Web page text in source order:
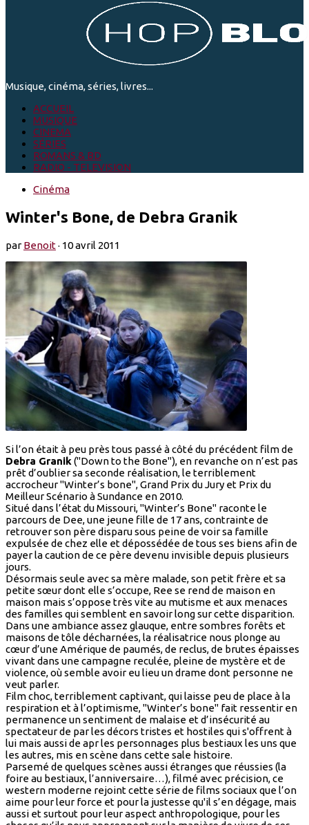
Musique, cinéma, séries, livres...
ACCUEIL
MUSIQUE
CINEMA
SÉRIES
ROMANS & BD
RADIO - TELEVISION
Cinéma
Winter's Bone, de Debra Granik
parBenoit· 10 avril 2011
Si l’on était à peu près tous passé à côté du précédent film de
Debra Granik("Down to the Bone"), en revanche on n’est pas
prêt d’oublier sa seconde réalisation, le terriblement
accrocheur "Winter’s bone", Grand Prix du Jury et Prix du
Meilleur Scénario à Sundance en 2010.
Situé dans l’état du Missouri, "Winter’s Bone" raconte le
parcours de Dee, une jeune fille de 17 ans, contrainte de
retrouver son père disparu sous peine de voir sa famille
expulsée de chez elle et dépossédée de tous ses biens afin de
payer la caution de ce père devenu invisible depuis plusieurs
jours.
Désormais seule avec sa mère malade, son petit frère et sa
petite sœur dont elle s’occupe, Ree se rend de maison en
maison mais s’oppose très vite au mutisme et aux menaces
des familles qui semblent en savoir long sur cette disparition.
Dans une ambiance assez glauque, entre sombres forêts et
maisons de tôle décharnées, la réalisatrice nous plonge au
cœur d’une Amérique de paumés, de reclus, de brutes épaisses
vivant dans une campagne reculée, pleine de mystère et de
violence, où semble avoir eu lieu un drame dont personne ne
veut parler.
Film choc, terriblement captivant, qui laisse peu de place à la
respiration et à l’optimisme, "Winter’s bone" fait ressentir en
permanence un sentiment de malaise et d’insécurité au
spectateur de par les décors tristes et hostiles qui s'offrent à
lui mais aussi de apr les personnages plus bestiaux les uns que
les autres, mis en scène dans cette sale histoire.
Parsemé de quelques scènes aussi étranges que réussies (la
foire au bestiaux, l’anniversaire…), filmé avec précision, ce
western moderne rejoint cette série de films sociaux que l’on
aime pour leur force et pour la justesse qu'il s’en dégage, mais
aussi et surtout pour leur aspect anthropologique, pour les